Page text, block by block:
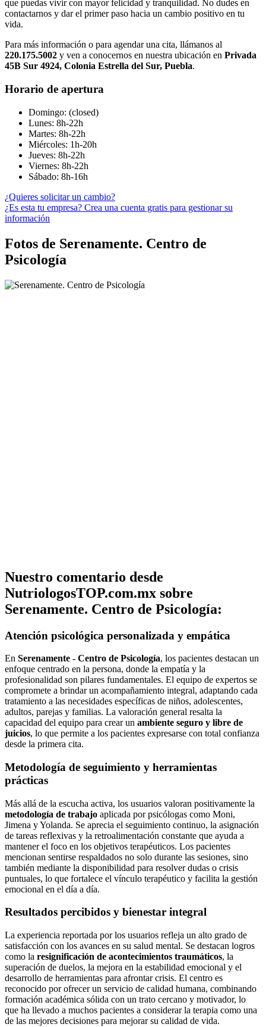
que puedas vivir con mayor felicidad y tranquilidad. No dudes en
contactarnos y dar el primer paso hacia un cambio positivo en tu
vida.
Para más información o para agendar una cita, llámanos al
220.175.5002 y ven a conocernos en nuestra ubicación en Privada
45B Sur 4924, Colonia Estrella del Sur, Puebla.
Horario de apertura
Domingo: (closed)
Lunes: 8h-22h
Martes: 8h-22h
Miércoles: 1h-20h
Jueves: 8h-22h
Viernes: 8h-22h
Sábado: 8h-16h
¿Quieres solicitar un cambio?
¿Es esta tu empresa? Crea una cuenta gratis para gestionar su
información
Fotos de Serenamente. Centro de
Psicología
Nuestro comentario desde
NutriologosTOP.com.mx sobre
Serenamente. Centro de Psicología:
Atención psicológica personalizada y empática
En Serenamente - Centro de Psicología, los pacientes destacan un
enfoque centrado en la persona, donde la empatía y la
profesionalidad son pilares fundamentales. El equipo de expertos se
compromete a brindar un acompañamiento integral, adaptando cada
tratamiento a las necesidades específicas de niños, adolescentes,
adultos, parejas y familias. La valoración general resalta la
capacidad del equipo para crear un ambiente seguro y libre de
juicios, lo que permite a los pacientes expresarse con total confianza
desde la primera cita.
Metodología de seguimiento y herramientas
prácticas
Más allá de la escucha activa, los usuarios valoran positivamente la
metodología de trabajo aplicada por psicólogas como Moni,
Jimena y Yolanda. Se aprecia el seguimiento continuo, la asignación
de tareas reflexivas y la retroalimentación constante que ayuda a
mantener el foco en los objetivos terapéuticos. Los pacientes
mencionan sentirse respaldados no solo durante las sesiones, sino
también mediante la disponibilidad para resolver dudas o crisis
puntuales, lo que fortalece el vínculo terapéutico y facilita la gestión
emocional en el día a día.
Resultados percibidos y bienestar integral
La experiencia reportada por los usuarios refleja un alto grado de
satisfacción con los avances en su salud mental. Se destacan logros
como la resignificación de acontecimientos traumáticos, la
superación de duelos, la mejora en la estabilidad emocional y el
desarrollo de herramientas para afrontar crisis. El centro es
reconocido por ofrecer un servicio de calidad humana, combinando
formación académica sólida con un trato cercano y motivador, lo
que ha llevado a muchos pacientes a considerar la terapia como una
de las mejores decisiones para mejorar su calidad de vida.